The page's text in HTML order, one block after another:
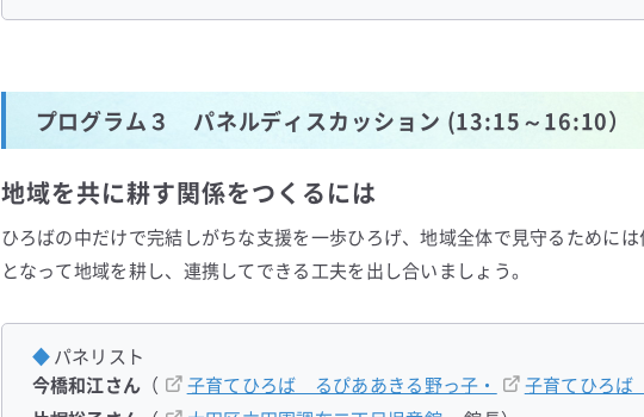
プログラム３ パネルディスカッション (13:15～16:10）
地域を共に耕す関係をつくるには
ひろばの中だけで完結しがちな支援を一歩ひろげ、地域全体で見守るために
となって地域を耕し、連携してできる工夫を出し合いましょう。
パネリスト
今橋和江さん （ 子育てひろば るぴああきる野っ子・ 子育てひろ